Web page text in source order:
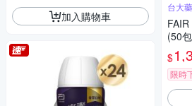
加入購物車
台大
(50
$
限時